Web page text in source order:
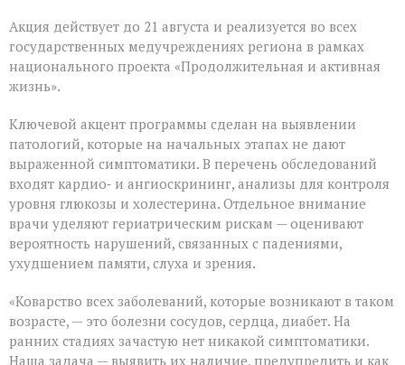
людей
«серебряного»
возраста
Акция действует до 21 августа и реализуется во всех
государственных медучреждениях региона в рамках
национального проекта «Продолжительная и активная
жизнь».
Ключевой акцент программы сделан на выявлении
патологий, которые на начальных этапах не дают
выраженной симптоматики. В перечень обследований
входят кардио‑ и ангиоскрининг, анализы для контроля
уровня глюкозы и холестерина. Отдельное внимание
врачи уделяют гериатрическим рискам — оценивают
вероятность нарушений, связанных с падениями,
ухудшением памяти, слуха и зрения.
«Коварство всех заболеваний, которые возникают в таком
возрасте, — это болезни сосудов, сердца, диабет. На
ранних стадиях зачастую нет никакой симптоматики.
Наша задача — выявить их наличие, предупредить и как